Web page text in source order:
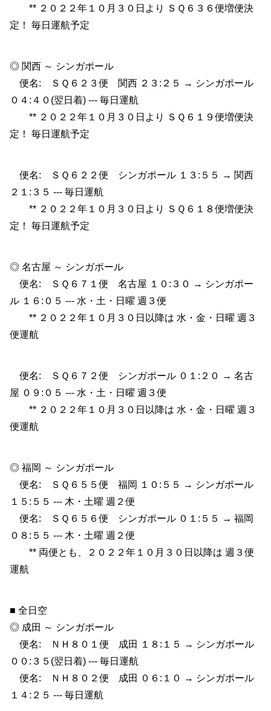
** ２０２２年１０月３０日より ＳＱ６３６便増便決
定！ 毎日運航予定
◎ 関西 ～ シンガポール
便名: ＳＱ６２３便 関西 ２３:２５ → シンガポール
０４:４０(翌日着) --- 毎日運航
** ２０２２年１０月３０日より ＳＱ６１９便増便決
定！ 毎日運航予定
便名: ＳＱ６２２便 シンガポール １３:５５ → 関西
２１:３５ --- 毎日運航
** ２０２２年１０月３０日より ＳＱ６１８便増便決
定！ 毎日運航予定
◎ 名古屋 ～ シンガポール
便名: ＳＱ６７１便 名古屋 １０:３０ → シンガポー
ル １６:０５ --- 水・土・日曜 週３便
** ２０２２年１０月３０日以降は 水・金・日曜 週３
便運航
便名: ＳＱ６７２便 シンガポール ０１:２０ → 名古
屋 ０９:０５ --- 水・土・日曜 週３便
** ２０２２年１０月３０日以降は 水・金・日曜 週３
便運航
◎ 福岡 ～ シンガポール
便名: ＳＱ６５５便 福岡 １０:５５ → シンガポール
１５:５５ --- 木・土曜 週２便
便名: ＳＱ６５６便 シンガポール ０１:５５ → 福岡
０８:５５ --- 木・土曜 週２便
** 両便とも、２０２２年１０月３０日以降は 週３便
運航
■ 全日空
◎ 成田 ～ シンガポール
便名: ＮＨ８０１便 成田 １８:１５ → シンガポール
００:３５(翌日着) --- 毎日運航
便名: ＮＨ８０２便 成田 ０６:１０ → シンガポール
１４:２５ --- 毎日運航